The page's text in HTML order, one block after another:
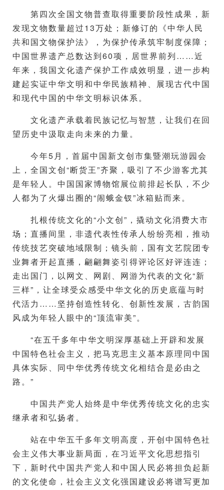
第四次全国文物普查取得重要阶段性成果，新
发现文物数量超过13万处；新修订的《中华人民
共和国文物保护法》，为保护传承筑牢制度保障；
中国世界遗产总数达到60项，居世界前列……近
年来，我国文化遗产保护工作成效明显，进一步构
建起实证中华文明和中华民族精神、展现古代中国
和现代中国的中华文明标识体系。
文化遗产承载着民族记忆与智慧，让我们在回
望历史中汲取走向未来的力量。
今年5月，首届中国新文创市集暨潮玩游园会
上，全国文创“断货王”齐聚，吸引了不少游客尤其
是年轻人。中国国家博物馆展位前排起长队，不少
人都为了火爆出圈的“闹蛾金钗”冰箱贴而来。
扎根传统文化的“小文创”，撬动文化消费大市
场；直播间里，非遗代表性传承人纷纷亮相，推动
传统技艺突破地域限制；镜头前，国有文艺院团专
业舞者开起直播，翩翩舞姿引得评论区好评连连；
走出国门，以网文、网剧、网游为代表的文化“新
三样”，让全球受众感受中华文化的历史底蕴与时
代活力……坚持创造性转化、创新性发展，古韵国
风成为年轻人眼中的“顶流审美”。
“在五千多年中华文明深厚基础上开辟和发展
中国特色社会主义，把马克思主义基本原理同中国
具体实际、同中华优秀传统文化相结合是必由之
路。”
中国共产党人始终是中华优秀传统文化的忠实
继承者和弘扬者。
站在中华五千多年文明高度，开创中国特色社
会主义伟大事业新局面，在习近平文化思想指引
下，新时代中国共产党人和中国人民必将担负起新
的文化使命，社会主义文化强国建设必将谱写更加